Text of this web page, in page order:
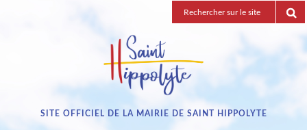
Recherche
pour
SITE OFFICIEL DE LA MAIRIE DE SAINT HIPPOLYTE